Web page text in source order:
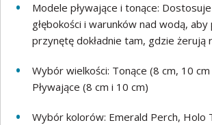
Modele pływające i tonące:
głębokości i warunków nad wodą,
przynętę dokładnie tam, gdzie żerują
Wybór wielkości: Tonące (8 cm, 10
Pływające (8 cm i 10 cm)
Wybór kolorów: Emerald Perch, Holo